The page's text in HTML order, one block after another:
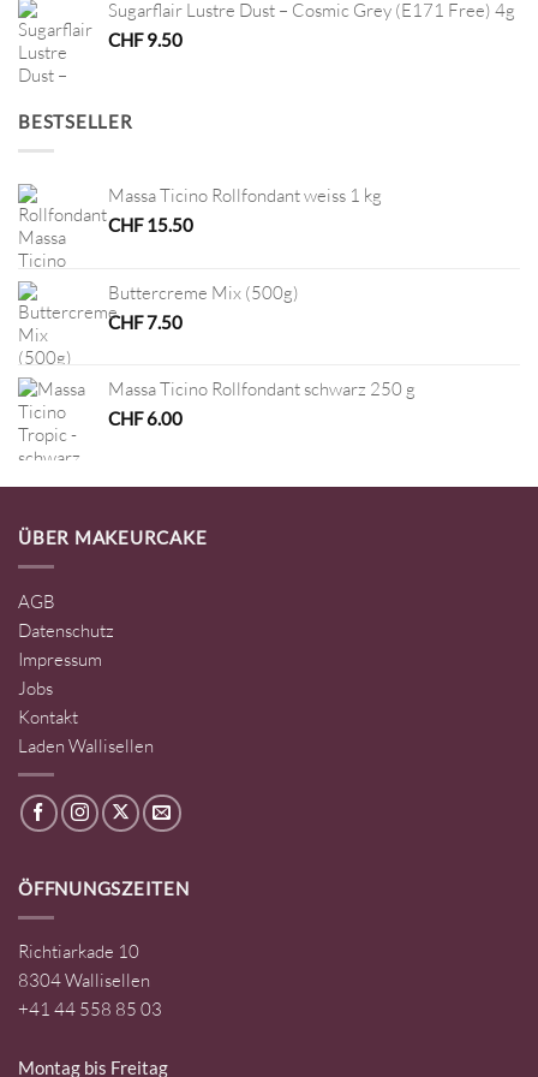
Sugarflair Lustre Dust – Cosmic Grey (E171 Free) 4g
CHF9.50
BESTSELLER
Massa Ticino Rollfondant weiss 1 kg
CHF15.50
Buttercreme Mix (500g)
CHF7.50
Massa Ticino Rollfondant schwarz 250 g
CHF6.00
ÜBER MAKEURCAKE
AGB
Datenschutz
Impressum
Jobs
Kontakt
Laden Wallisellen
ÖFFNUNGSZEITEN
Richtiarkade 10
8304 Wallisellen
+41 44 558 85 03
Montag bis Freitag